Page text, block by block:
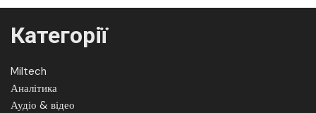
Категорії
Miltech
Аналітика
Аудіо & відео